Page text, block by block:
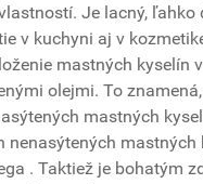
Je lacný, ľahko
v kuchyni aj v
mastných kyselín
olejmi. To
mastných
nenasýtených mastných
. Taktiež je bohatým